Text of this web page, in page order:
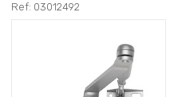
Ref: 03012492